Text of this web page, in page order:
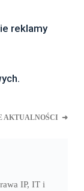
reklamy
AKTUALNOŚCI ➜
IP, IT i